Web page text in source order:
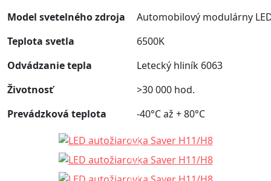
Model svetelného zdroja
Automobilový modulárny
Teplota svetla
6500K
Odvádzanie tepla
Letecký hliník 6063
Životnosť
>30 000 hod.
Prevádzková teplota
-40°C až + 80°C